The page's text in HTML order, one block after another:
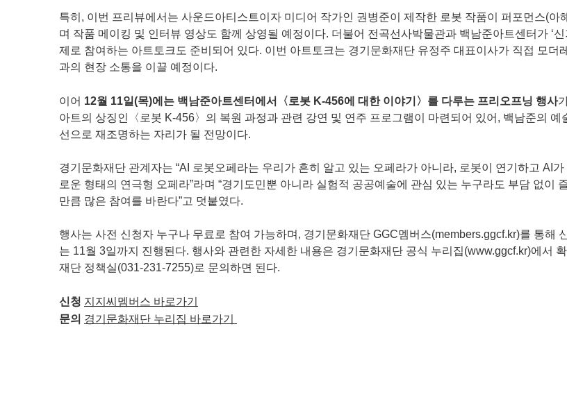
특히, 이번 프리뷰에서는 사운드아티스트이자 미디어 작가인 권병준이 제작한 로봇 작품이 퍼포먼스(아
며 작품 메이킹 및 인터뷰 영상도 함께 상영될 예정이다. 더불어 전곡선사박물관과 백남준아트센터가 ‘신
제로 참여하는 아트토크도 준비되어 있다. 이번 아트토크는 경기문화재단 유정주 대표이사가 직접 모더
과의 현장 소통을 이끌 예정이다.
이어 12월 11일(목)에는 백남준아트센터에서〈로봇 K-456에 대한 이야기〉를 다루는 프리오프닝 행사
아트의 상징인〈로봇 K-456〉의 복원 과정과 관련 강연 및 연주 프로그램이 마련되어 있어, 백남준의 예
선으로 재조명하는 자리가 될 전망이다.
경기문화재단 관계자는 “AI 로봇오페라는 우리가 흔히 알고 있는 오페라가 아니라, 로봇이 연기하고 AI가
로운 형태의 연극형 오페라”라며 “경기도민뿐 아니라 실험적 공공예술에 관심 있는 누구라도 부담 없이
만큼 많은 참여를 바란다”고 덧붙였다.
행사는 사전 신청자 누구나 무료로 참여 가능하며, 경기문화재단 GGC멤버스(members.ggcf.kr)를 통해
는 11월 3일까지 진행된다. 행사와 관련한 자세한 내용은 경기문화재단 공식 누리집(www.ggcf.kr)에서
재단 정책실(031-231-7255)로 문의하면 된다.
신청 지지씨멤버스 바로가기
문의 경기문화재단 누리집 바로가기